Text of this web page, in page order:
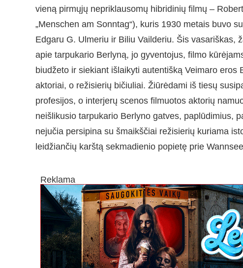
vieną pirmųjų nepriklausomų hibridinių filmų ­­–
„Menschen am Sonntag“), kuris 1930 metais buvo
Edgaru G. Ulmeriu ir Biliu Vailderiu. Šis vasariškas,
apie tarpukario Berlyną, jo gyventojus, filmo
biudžeto ir siekiant išlaikyti autentišką Veimaro
aktoriai, o režisierių bičiuliai. Žiūrėdami iš tiesų
profesijos, o interjerų scenos filmuotos aktorių
neišlikusio tarpukario Berlyno gatves, paplūdimius,
nejučia persipina su šmaikščiai režisierių kuriama
leidžiančių karštą sekmadienio popietę prie
Reklama